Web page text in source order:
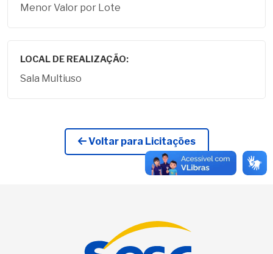
Menor Valor por Lote
LOCAL DE REALIZAÇÃO:
Sala Multiuso
Voltar para Licitações